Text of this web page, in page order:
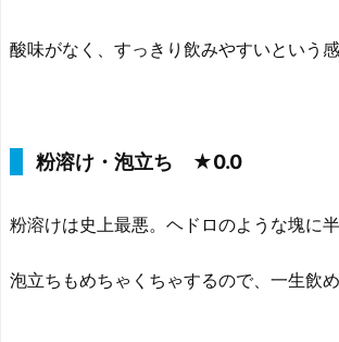
酸味がなく、すっきり飲みやすいという感
粉溶け・泡立ち ★0.0
粉溶けは史上最悪。ヘドロのような塊に半
泡立ちもめちゃくちゃするので、一生飲